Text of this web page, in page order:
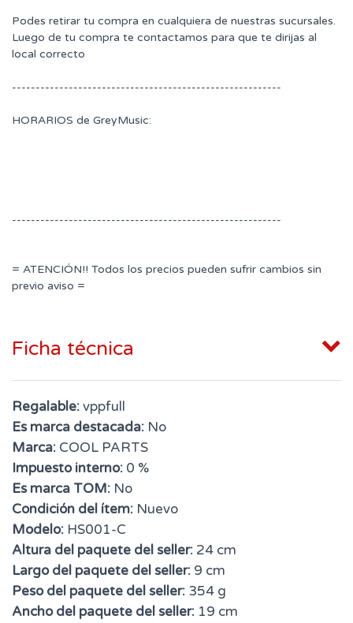
Podes retirar tu compra en cualquiera de nuestras sucursales.
Luego de tu compra te contactamos para que te dirijas al
local correcto
---------------------------------------------------------
HORARIOS de GreyMusic:
---------------------------------------------------------
= ATENCIÓN!! Todos los precios pueden sufrir cambios sin
previo aviso =
Ficha técnica
Regalable:vppfull
Es marca destacada: No
Marca: COOL PARTS
Impuesto interno: 0 %
Es marca TOM: No
Condición del ítem: Nuevo
Modelo: HS001-C
Altura del paquete del seller: 24 cm
Largo del paquete del seller: 9 cm
Peso del paquete del seller: 354 g
Ancho del paquete del seller: 19 cm